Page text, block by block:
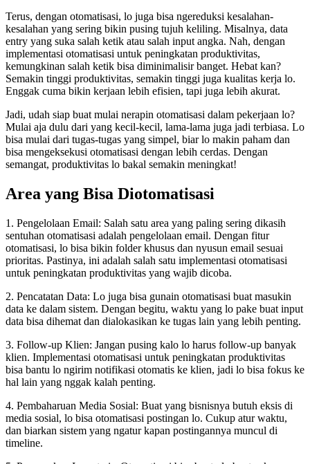
Terus, dengan otomatisasi, lo juga bisa ngereduksi kesalahan-
kesalahan yang sering bikin pusing tujuh keliling. Misalnya, data
entry yang suka salah ketik atau salah input angka. Nah, dengan
implementasi otomatisasi untuk peningkatan produktivitas,
kemungkinan salah ketik bisa diminimalisir banget. Hebat kan?
Semakin tinggi produktivitas, semakin tinggi juga kualitas kerja lo.
Enggak cuma bikin kerjaan lebih efisien, tapi juga lebih akurat.
Jadi, udah siap buat mulai nerapin otomatisasi dalam pekerjaan lo?
Mulai aja dulu dari yang kecil-kecil, lama-lama juga jadi terbiasa. Lo
bisa mulai dari tugas-tugas yang simpel, biar lo makin paham dan
bisa mengeksekusi otomatisasi dengan lebih cerdas. Dengan
semangat, produktivitas lo bakal semakin meningkat!
Area yang Bisa Diotomatisasi
1. Pengelolaan Email: Salah satu area yang paling sering dikasih
sentuhan otomatisasi adalah pengelolaan email. Dengan fitur
otomatisasi, lo bisa bikin folder khusus dan nyusun email sesuai
prioritas. Pastinya, ini adalah salah satu implementasi otomatisasi
untuk peningkatan produktivitas yang wajib dicoba.
2. Pencatatan Data: Lo juga bisa gunain otomatisasi buat masukin
data ke dalam sistem. Dengan begitu, waktu yang lo pake buat input
data bisa dihemat dan dialokasikan ke tugas lain yang lebih penting.
3. Follow-up Klien: Jangan pusing kalo lo harus follow-up banyak
klien. Implementasi otomatisasi untuk peningkatan produktivitas
bisa bantu lo ngirim notifikasi otomatis ke klien, jadi lo bisa fokus ke
hal lain yang nggak kalah penting.
4. Pembaharuan Media Sosial: Buat yang bisnisnya butuh eksis di
media sosial, lo bisa otomatisasi postingan lo. Cukup atur waktu,
dan biarkan sistem yang ngatur kapan postingannya muncul di
timeline.